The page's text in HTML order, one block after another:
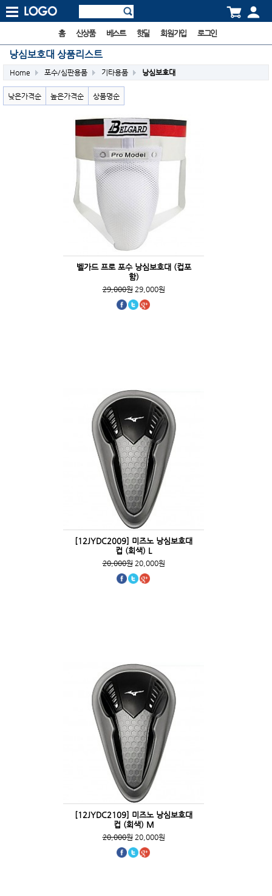
홈 신상품 베스트 핫딜 회원가입 로그인
낭심보호대 상품리스트
Home 포수/심판용품 기타용품 낭심보호대
낮은가격순 높은가격순 상품명순
벨가드 프로 포수 낭심보호대 (컵포
함)
29,000원29,000원
[12JYDC2009] 미즈노 낭심보호대
컵 (회색) L
20,000원20,000원
[12JYDC2109] 미즈노 낭심보호대
컵 (회색) M
20,000원20,000원